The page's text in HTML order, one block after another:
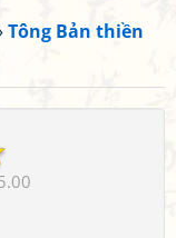
Tông Bản thiền